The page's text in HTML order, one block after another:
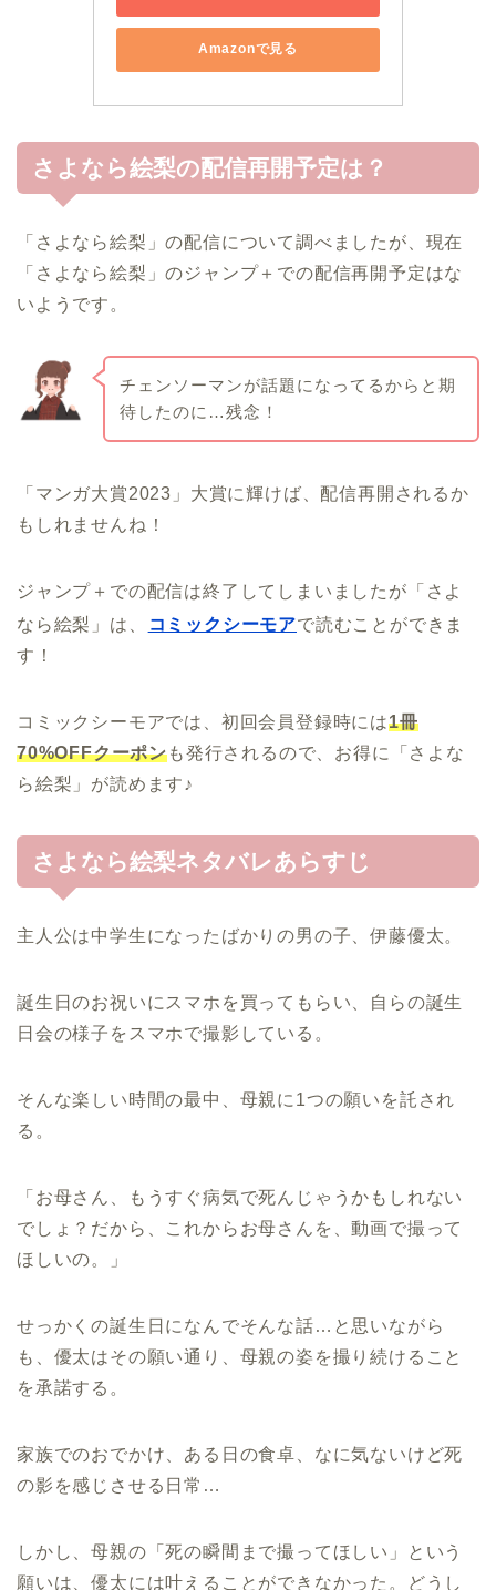
Amazonで見る
さよなら絵梨の配信再開予定は？
「さよなら絵梨」の配信について調べましたが、現在
「さよなら絵梨」のジャンプ＋での配信再開予定はな
いようです。
チェンソーマンが話題になってるからと期
待したのに…残念！
「マンガ大賞2023」大賞に輝けば、配信再開されるか
もしれませんね！
ジャンプ＋での配信は終了してしまいましたが「さよ
なら絵梨」は、
コミックシーモアで読むことができま
す！
コミックシーモアでは、初回会員登録時には1冊
70%OFFクーポンも発行されるので、お得に「さよな
ら絵梨」が読めます♪
さよなら絵梨ネタバレあらすじ
主人公は中学生になったばかりの男の子、伊藤優太。
誕生日のお祝いにスマホを買ってもらい、自らの誕生
日会の様子をスマホで撮影している。
そんな楽しい時間の最中、母親に1つの願いを託され
る。
「お母さん、もうすぐ病気で死んじゃうかもしれない
でしょ？だから、これからお母さんを、動画で撮って
ほしいの。」
せっかくの誕生日になんでそんな話…と思いながら
も、優太はその願い通り、母親の姿を撮り続けること
を承諾する。
家族でのおでかけ、ある日の食卓、なに気ないけど死
の影を感じさせる日常…
しかし、母親の「死の瞬間まで撮ってほしい」という
願いは、優太には叶えることができなかった。どうし